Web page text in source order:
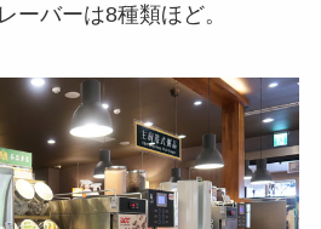
ーバーは8種類ほど。